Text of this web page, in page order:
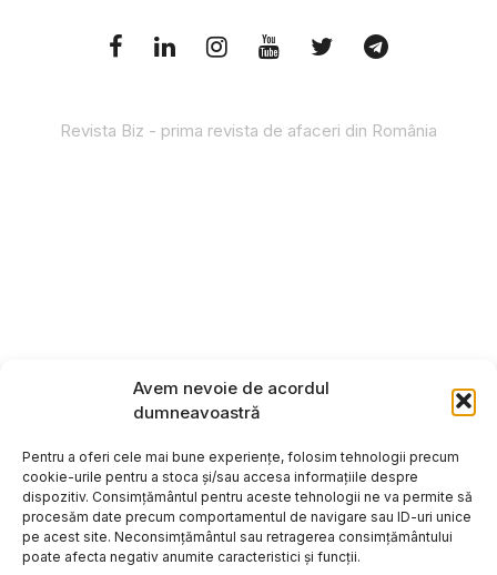
Avem nevoie de acordul
dumneavoastră
Pentru a oferi cele mai bune experiențe, folosim tehnologii precum
cookie-urile pentru a stoca și/sau accesa informațiile despre
dispozitiv. Consimțământul pentru aceste tehnologii ne va permite să
procesăm date precum comportamentul de navigare sau ID-uri unice
pe acest site. Neconsimțământul sau retragerea consimțământului
poate afecta negativ anumite caracteristici și funcții.
Revista Biz - prima revista de afaceri din România